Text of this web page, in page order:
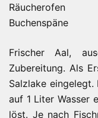
Räucherofen
Buchenspäne
Frischer Aal,
Zubereitung. Als
Salzlake
auf 1 Liter Wasser
löst. Je nach